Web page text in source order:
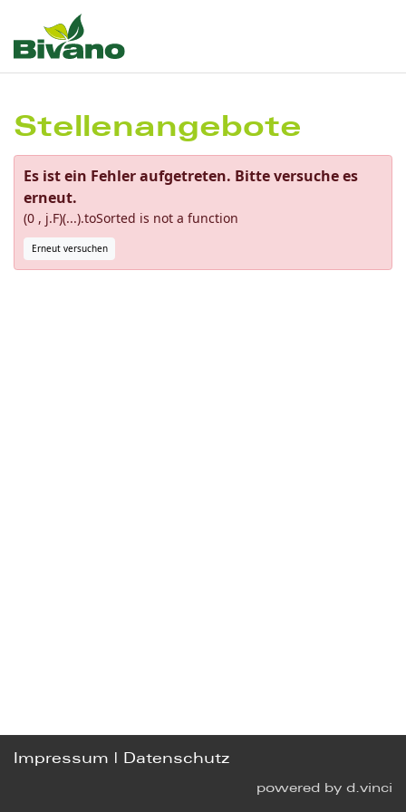
Stellenangebote
Es ist ein Fehler aufgetreten. Bitte versuche es
erneut.
(0 , j.F)(...).toSorted is not a function
Erneut versuchen
Impressum Datenschutz
powered by d.vinci